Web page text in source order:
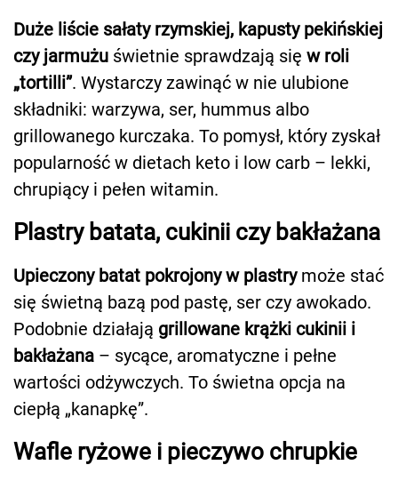
Duże liście sałaty rzymskiej, kapusty pekińskiej
czy jarmużu świetnie sprawdzają się w roli
„tortilli”. Wystarczy zawinąć w nie ulubione
składniki: warzywa, ser, hummus albo
grillowanego kurczaka. To pomysł, który zyskał
popularność w dietach keto i low carb – lekki,
chrupiący i pełen witamin.
Plastry batata, cukinii czy bakłażana
Upieczony batat pokrojony w plastrymoże stać
się świetną bazą pod pastę, ser czy awokado.
Podobnie działają grillowane krążki cukinii i
bakłażana – sycące, aromatyczne i pełne
wartości odżywczych. To świetna opcja na
ciepłą „kanapkę”.
Wafle ryżowe i pieczywo chrupkie